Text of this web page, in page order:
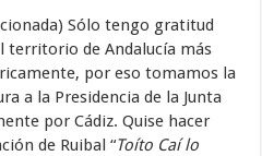
Sólo tengo gratitud
territorio de Andalucía más
por eso tomamos la
a la Presidencia de la Junta
por Cádiz. Quise hacer
de Ruibal “Toíto Caí lo